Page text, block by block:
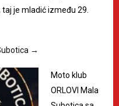
je mladić između 29.
→
Moto klub
ORLOVI Mala